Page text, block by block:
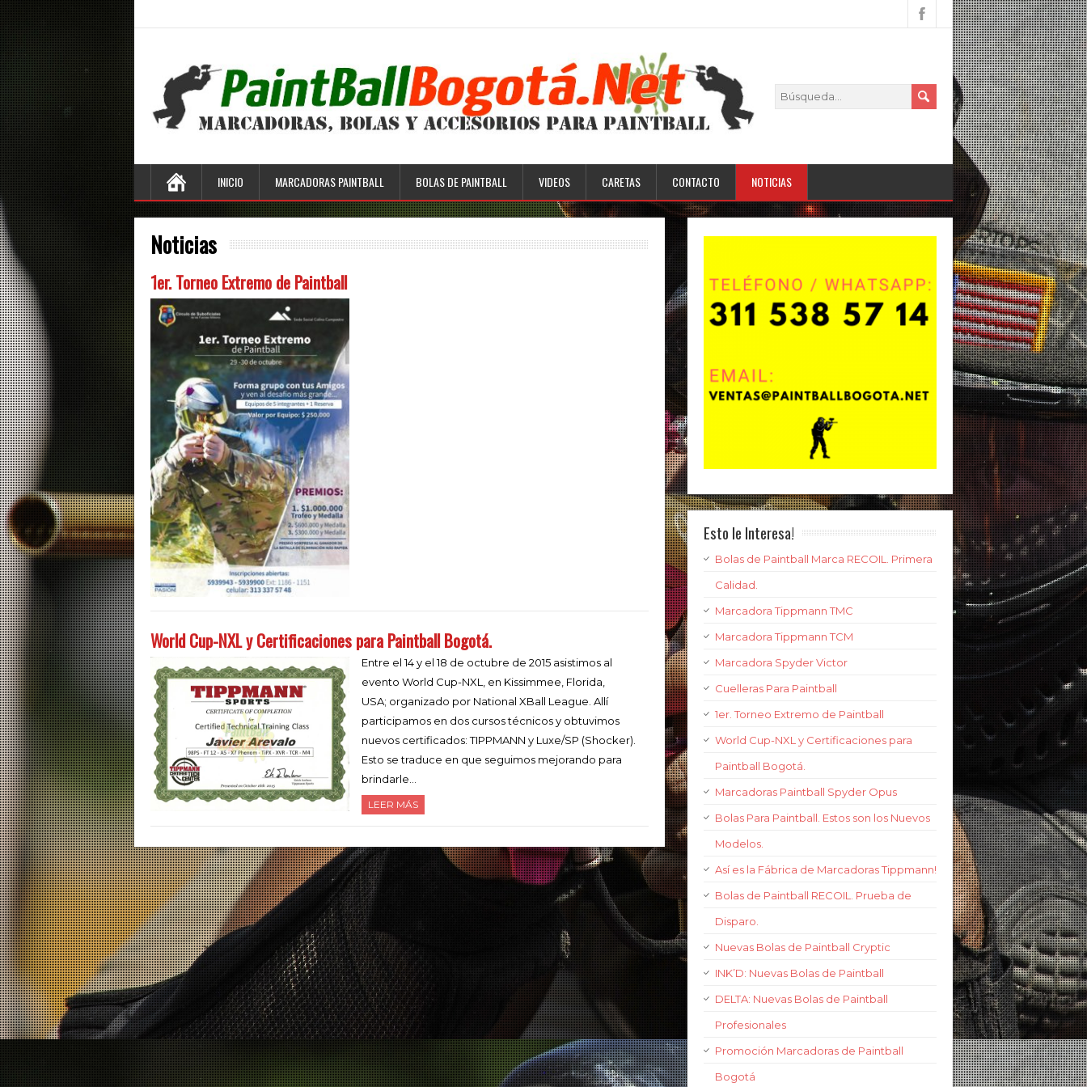
INICIO MARCADORAS PAINTBALL BOLAS DE PAINTBALL VIDEOS CARETAS CONTACTO NOTICIAS
Noticias
1er. Torneo Extremo de Paintball
World Cup-NXL y Certificaciones para Paintball Bogotá.
Entre el 14 y el 18 de octubre de 2015 asistimos al
evento World Cup-NXL, en Kissimmee, Florida,
USA; organizado por National XBall League. Allí
participamos en dos cursos técnicos y obtuvimos
nuevos certificados: TIPPMANN y Luxe/SP (Shocker).
Esto se traduce en que seguimos mejorando para
brindarle…
LEER MÁS
Esto le Interesa!
Bolas de Paintball Marca RECOIL. Primera
Calidad.
Marcadora Tippmann TMC
Marcadora Tippmann TCM
Marcadora Spyder Victor
Cuelleras Para Paintball
1er. Torneo Extremo de Paintball
World Cup-NXL y Certificaciones para
Paintball Bogotá.
Marcadoras Paintball Spyder Opus
Bolas Para Paintball. Estos son los Nuevos
Modelos.
Así es la Fábrica de Marcadoras Tippmann!
Bolas de Paintball RECOIL. Prueba de
Disparo.
Nuevas Bolas de Paintball Cryptic
INK’D: Nuevas Bolas de Paintball
DELTA: Nuevas Bolas de Paintball
Profesionales
Promoción Marcadoras de Paintball
Bogotá